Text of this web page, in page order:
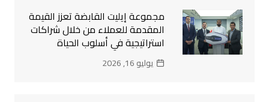
مجموعة إيليت القابضة تعزز القيمة
المقدمة للعملاء من خلال شراكات
استراتيجية في أسلوب الحياة
يوليو 16, 2026